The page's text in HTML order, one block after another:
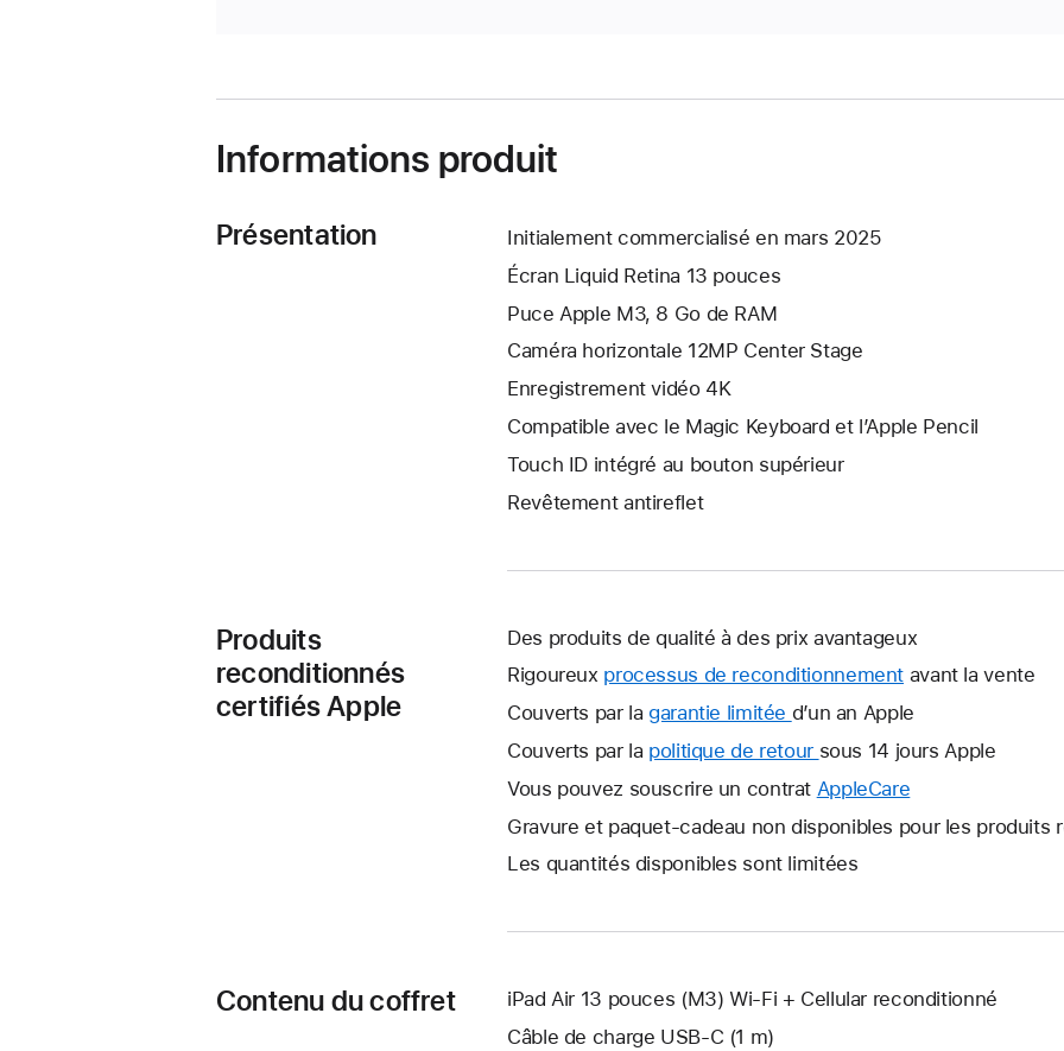
Informations produit
Présentation
Initialement commercialisé en mars 2025
Écran Liquid Retina 13 pouces
Puce Apple M3, 8 Go de RAM
Caméra horizontale 12MP Center Stage
Enregistrement vidéo 4K
Compatible avec le Magic Keyboard et l’Apple Pencil
Touch ID intégré au bouton supérieur
Revêtement antireflet
Produits
reconditionnés
certifiés Apple
Des produits de qualité à des prix avantageux
Rigoureux processus de reconditionnement avant la vente
Couverts par la garantie limitée Une
nouvelle
s’ouvre.
d’un an Apple
Couverts par la politique de retour Une
nouvelle
s’ouvre.
sous 14 jours Apple
Vous pouvez souscrire un contrat AppleCare
nouvelle
Gravure et paquet-cadeau non disponibles pour les produits
Les quantités disponibles sont limitées
Contenu du coffret
iPad Air 13 pouces (M3) Wi-Fi + Cellular reconditionné
Câble de charge USB‑C (1 m)